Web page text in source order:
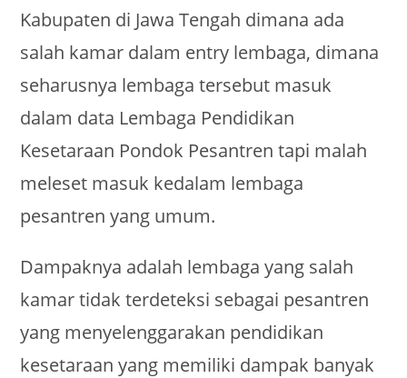
Kabupaten di Jawa Tengah dimana ada
salah kamar dalam entry lembaga, dimana
seharusnya lembaga tersebut masuk
dalam data Lembaga Pendidikan
Kesetaraan Pondok Pesantren tapi malah
meleset masuk kedalam lembaga
pesantren yang umum.
Dampaknya adalah lembaga yang salah
kamar tidak terdeteksi sebagai pesantren
yang menyelenggarakan pendidikan
kesetaraan yang memiliki dampak banyak